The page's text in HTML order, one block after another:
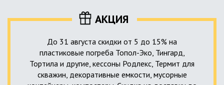
от исполнения.
АКЦИЯ
До 31 августа скидки от 5 до 15% на
пластиковые погреба Топол-Эко, Тингард,
Тортила и другие, кессоны Родлекс, Термит для
скважин, декоративные емкости, мусорные